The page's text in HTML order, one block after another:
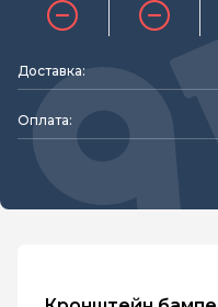
Доставка:
Оплата: